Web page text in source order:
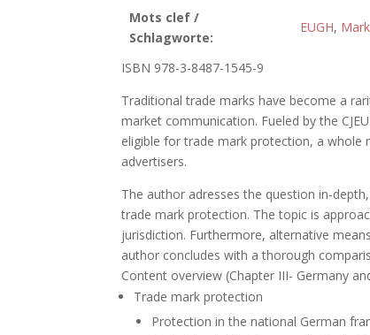
Mots clef /
Schlagworte:
EUGH,
ISBN 978-3-8487-1545-9
Traditional trade marks have become a
market communication. Fueled by the
eligible for trade mark protection, a
advertisers.
The author adresses the question in-
trade mark protection. The topic is
jurisdiction. Furthermore, alternative
author concludes with a thorough
Content overview (Chapter III- Germany
Trade mark protection
Protection in the national German